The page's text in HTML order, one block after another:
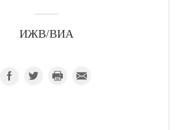
ИЖВ/ВИА